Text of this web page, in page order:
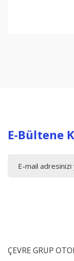
E-Bültene
ÇEVRE GRUP